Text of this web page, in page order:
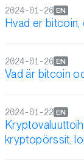
Hvad er
EN
2024-01-26
Vad är bitcoin
EN
2024-01-26
kryptopörssit,
EN
2024-01-22